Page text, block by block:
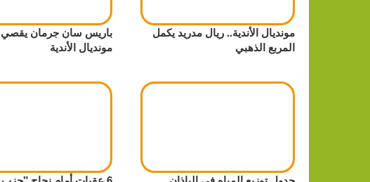
مونديال الأندية.. ريال مدريد يكمل
المربع الذهبي
باريس سان جرمان يقصي
مونديال الأندية